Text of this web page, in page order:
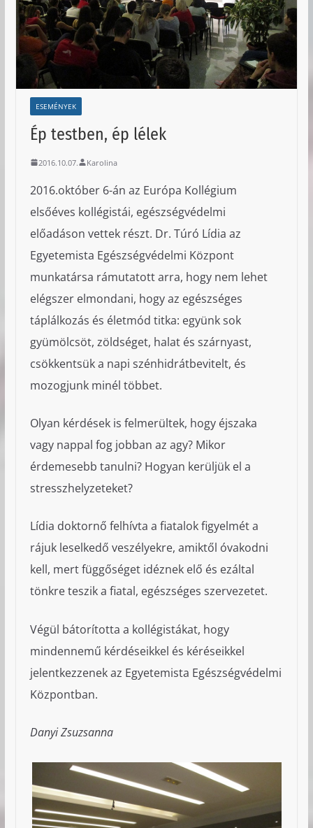
ESEMÉNYEK
Ép testben, ép lélek
2016.10.07. Karolina
2016.október 6-án az Európa Kollégium
elsőéves kollégistái, egészségvédelmi
előadáson vettek részt. Dr. Túró Lídia az
Egyetemista Egészségvédelmi Központ
munkatársa rámutatott arra, hogy nem lehet
elégszer elmondani, hogy az egészséges
táplálkozás és életmód titka: együnk sok
gyümölcsöt, zöldséget, halat és szárnyast,
csökkentsük a napi szénhidrátbevitelt, és
mozogjunk minél többet.
Olyan kérdések is felmerültek, hogy éjszaka
vagy nappal fog jobban az agy? Mikor
érdemesebb tanulni? Hogyan kerüljük el a
stresszhelyzeteket?
Lídia doktornő felhívta a fiatalok figyelmét a
rájuk leselkedő veszélyekre, amiktől óvakodni
kell, mert függőséget idéznek elő és ezáltal
tönkre teszik a fiatal, egészséges szervezetet.
Végül bátorította a kollégistákat, hogy
mindennemű kérdéseikkel és kéréseikkel
jelentkezzenek az Egyetemista Egészségvédelmi
Központban.
Danyi Zsuzsanna